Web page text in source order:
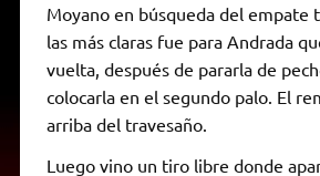
Moyano en búsqueda del empate
las más claras fue para Andrada
vuelta, después de pararla de
colocarla en el segundo palo. El
arriba del travesaño.
Luego vino un tiro libre donde